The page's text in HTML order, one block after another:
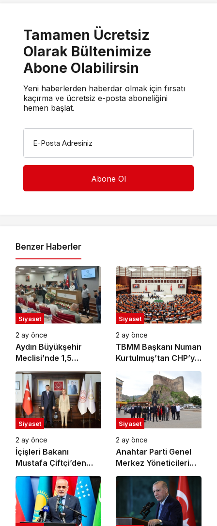
Tamamen Ücretsiz
Olarak Bültenimize
Abone Olabilirsin
Yeni haberlerden haberdar olmak için fırsatı
kaçırma ve ücretsiz e-posta aboneliğini
hemen başlat.
E-Posta Adresiniz
Benzer Haberler
Siyaset
2 ay önce
Aydın Büyükşehir
Meclisi’nde 1,5
Milyarlık Kredi
Tartışması: “Pavyon”
Sözü Gerginlik Yarattı
Siyaset
2 ay önce
TBMM Başkanı Numan
Kurtulmuş’tan CHP’ye
‘Ziyaretçi’ Yazısı:
Grup Toplantısına
Güvenlik Gerekçesiyle
Ziyaretçi Alınmayacak
Siyaset
2 ay önce
İçişleri Bakanı
Mustafa Çiftçi’den
Aile ve Sosyal
Hizmetler Bakanı
Mahinur Özdemir
Göktürk’e Ziyaret
Siyaset
2 ay önce
Anahtar Parti Genel
Merkez Yöneticileri
Oltu’da Vatandaşlarla